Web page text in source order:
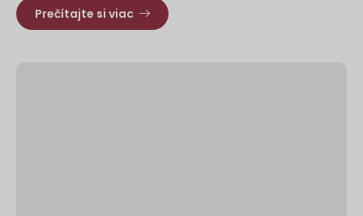
Prečítajte si viac